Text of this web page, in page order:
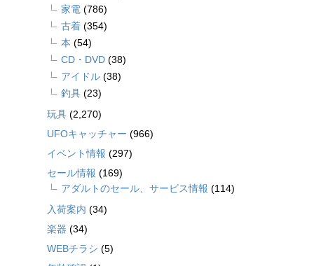
家電 (786)
古着 (354)
本 (54)
CD・DVD (38)
アイドル (38)
釣具 (23)
玩具 (2,270)
UFOキャッチャー (966)
イベント情報 (297)
セール情報 (169)
アダルトのセール、サービス情報 (114)
入荷案内 (34)
楽器 (34)
WEBチラシ (5)